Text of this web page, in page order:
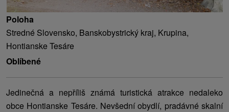
Poloha
Stredné Slovensko, Banskobystrický kraj, Krupina,
Hontianske Tesáre
Oblíbené
Jedinečná a nepříliš známá turistická atrakce nedaleko
obce Hontianske Tesáre. Nevšední obydlí, pradávné skalní